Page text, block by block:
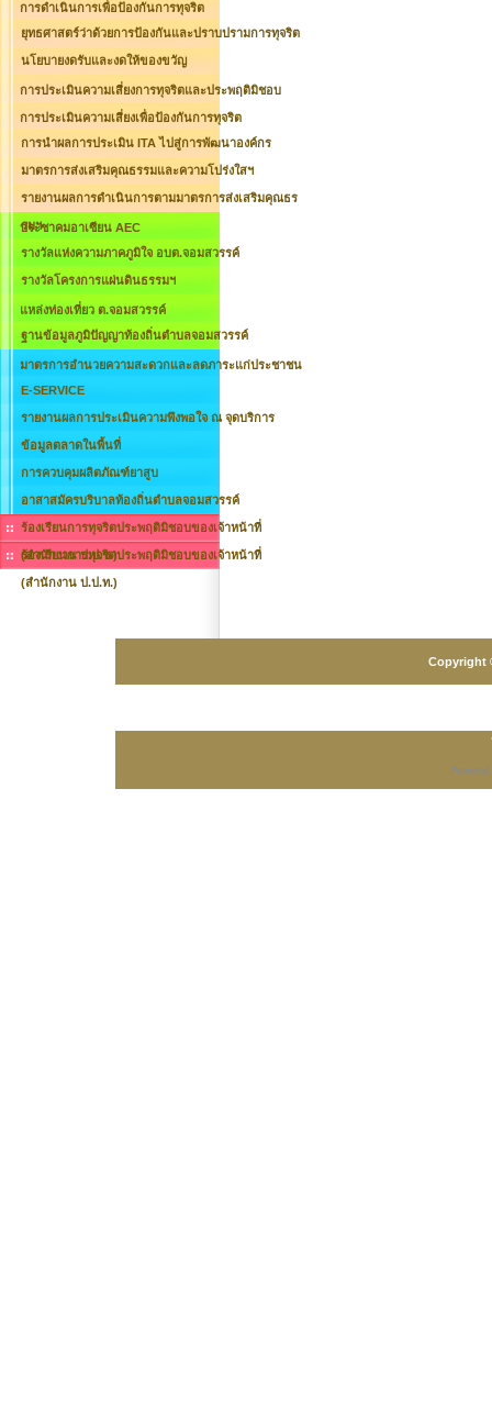
การดำเนินการเพื่อป้องกันการทุจริต
ยุทธศาสตร์ว่าด้วยการป้องกันและปราบปรามการทุจริต
นโยบายงดรับและงดให้ของขวัญ
การประเมินความเสี่ยงการทุจริตและประพฤติมิชอบ
การประเมินความเสี่ยงเพื่อป้องกันการทุจริต
การนำผลการประเมิน ITA ไปสู่การพัฒนาองค์กร
มาตรการส่งเสริมคุณธรรมและความโปร่งใสฯ
รายงานผลการดำเนินการตามมาตรการส่งเสริมคุณธร
รมฯ
ประชาคมอาเซียน AEC
รางวัลแห่งความภาคภูมิใจ อบต.จอมสวรรค์
รางวัลโครงการแผ่นดินธรรมฯ
แหล่งท่องเที่ยว ต.จอมสวรรค์
ฐานข้อมูลภูมิปัญญาท้องถิ่นตำบลจอมสวรรค์
มาตรการอำนวยความสะดวกและลดภาระแก่ประชาชน
E-SERVICE
รายงานผลการประเมินความพึงพอใจ ณ จุดบริการ
ข้อมูลตลาดในพื้นที่
การควบคุมผลิตภัณฑ์ยาสูบ
อาสาสมัครบริบาลท้องถิ่นตำบลจอมสวรรค์
ร้องเรียนการทุจริตประพฤติมิชอบของเจ้าหน้าที่
(สำนักงาน ป.ป.ช.)
ร้องเรียนการทุจริตประพฤติมิชอบของเจ้าหน้าที่
(สำนักงาน ป.ป.ท.)
Copyright